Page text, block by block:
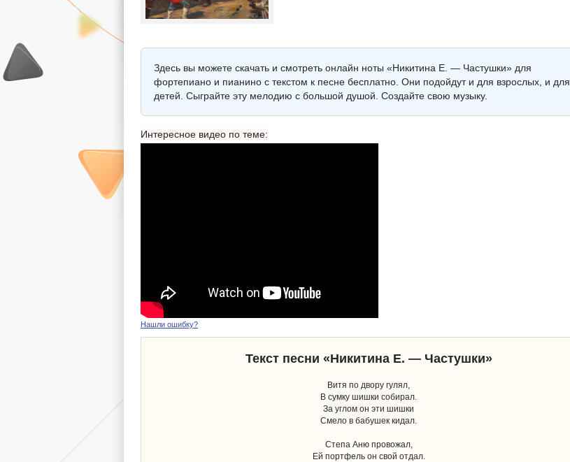
Здесь вы можете скачать и смотреть онлайн ноты «Никитина Е. — Частушки» для
фортепиано и пианино с текстом к песне бесплатно. Они подойдут и для взрослых, и для
детей. Сыграйте эту мелодию с большой душой. Создайте свою музыку.
Интересное видео по теме:
Нашли ошибку?
Текст песни «Никитина Е. — Частушки»
Витя по двору гулял,
В сумку шишки собирал.
За углом он эти шишки
Смело в бабушек кидал.
Степа Аню провожал,
Ей портфель он свой отдал.